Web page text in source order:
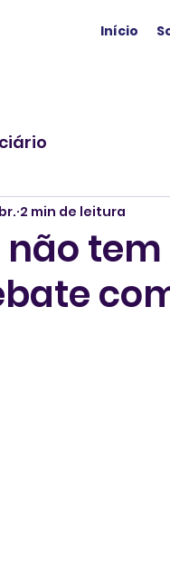
Início
não
2 min de leitura